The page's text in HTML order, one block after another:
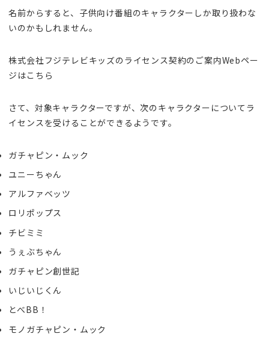
名前からすると、子供向け番組のキャラクターしか取り扱わな
いのかもしれません。
株式会社フジテレビキッズのライセンス契約のご案内Webペー
ジはこちら
さて、対象キャラクターですが、次のキャラクターについてラ
イセンスを受けることができるようです。
ガチャピン・ムック
ユニーちゃん
アルファベッツ
ロリポップス
チビミミ
うぇぶちゃん
ガチャピン創世記
いじいじくん
とべBB！
モノガチャピン・ムック